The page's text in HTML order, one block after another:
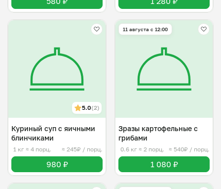
Добро пожаловать ко мне на кухню!
5.0(2)
Куриный суп с яичными
блинчиками
1 кг ≈ 4 порц. ≈ 245₽ / порц.
980 ₽
11 августа с 12:00
Зразы картофельные с
грибами
0.6 кг ≈ 2 порц. ≈ 540₽ / порц.
1 080 ₽